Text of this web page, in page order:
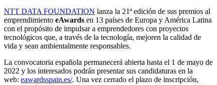
NTT DATA FOUNDATION lanza la 21ª edición de sus premios al
emprendimiento eAwards en 13 países de Europa y América Latina
con el propósito de impulsar a emprendedores con proyectos
tecnológicos que, a través de la tecnología, mejoren la calidad de
vida y sean ambientalmente responsables.
La convocatoria española permanecerá abierta hasta el 1 de mayo de
2022 y los interesados podrán presentar sus candidaturas en la
web: eawardsspain.es/. Una vez cerrado el plazo de inscripción,